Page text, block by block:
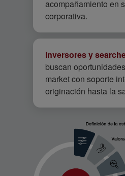
acompañamiento en
corporativa.
Inversores y
buscan
market con soporte
originación hasta la